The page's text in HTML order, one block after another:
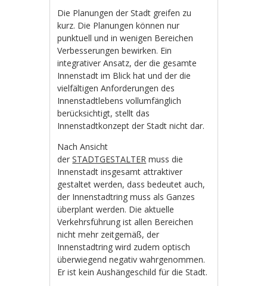
Die Planungen der Stadt greifen zu
kurz. Die Planungen können nur
punktuell und in wenigen Bereichen
Verbesserungen bewirken. Ein
integrativer Ansatz, der die gesamte
Innenstadt im Blick hat und der die
vielfältigen Anforderungen des
Innenstadtlebens vollumfänglich
berücksichtigt, stellt das
Innenstadtkonzept der Stadt nicht dar.
Nach Ansicht
derSTADTGESTALTER muss die
Innenstadt insgesamt attraktiver
gestaltet werden, dass bedeutet auch,
der Innenstadtring muss als Ganzes
überplant werden. Die aktuelle
Verkehrsführung ist allen Bereichen
nicht mehr zeitgemäß, der
Innenstadtring wird zudem optisch
überwiegend negativ wahrgenommen.
Er ist kein Aushängeschild für die Stadt.